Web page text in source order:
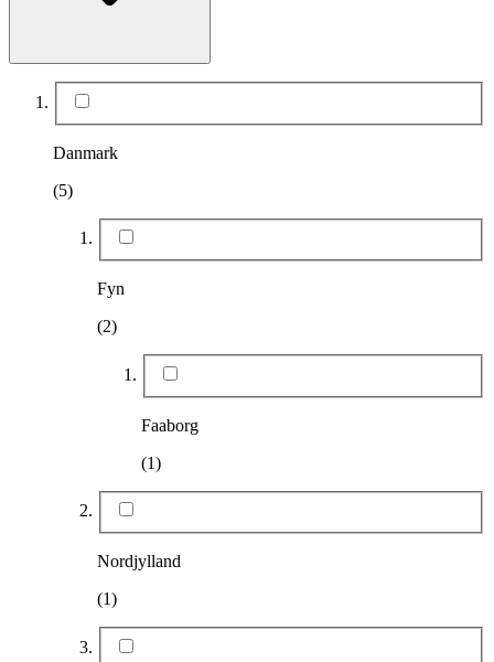
Danmark
(5)
Fyn
(2)
Faaborg
(1)
Nordjylland
(1)